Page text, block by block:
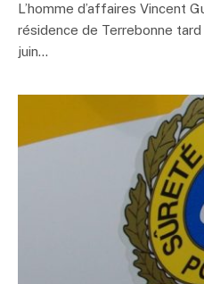
L’homme d’affaires Vincent
résidence de Terrebonne
juin…